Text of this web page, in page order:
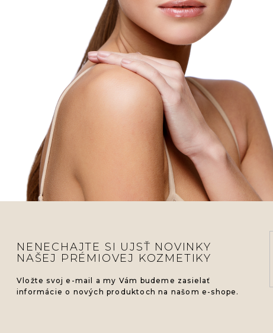
NENECHAJTE SI UJSŤ NOVINKY
NAŠEJ PRÉMIOVEJ KOZMETIKY
Vložte svoj e-mail a my Vám budeme zasielať
informácie o nových produktoch na našom e-shope.